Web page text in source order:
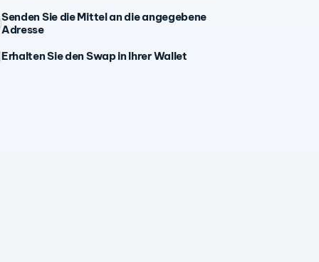
Senden Sie die Mittel an die angegebene
Adresse
Erhalten Sie den Swap in Ihrer Wallet